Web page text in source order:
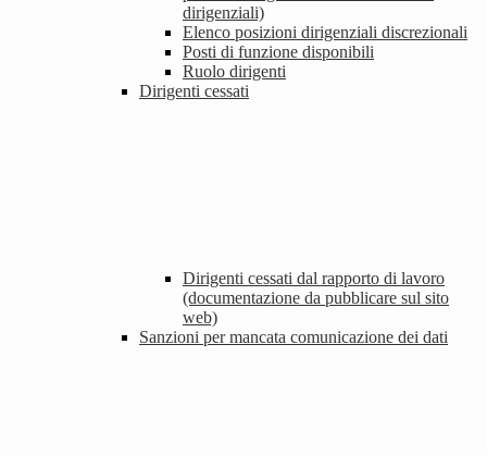
dirigenziali)
Elenco posizioni dirigenziali discrezionali
Posti di funzione disponibili
Ruolo dirigenti
Dirigenti cessati
Dirigenti cessati dal rapporto di lavoro
(documentazione da pubblicare sul sito
web)
Sanzioni per mancata comunicazione dei dati